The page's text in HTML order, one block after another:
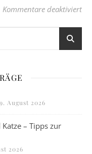
Kommentare deaktiviertfür
9. August 2026
– Tipps zur
2026